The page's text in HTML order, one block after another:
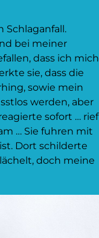
bei meiner
dass ich mich
sie, dass die
sowie mein
werden, aber
sofort … rief
… Sie fuhren mit
Dort schilderte
doch meine